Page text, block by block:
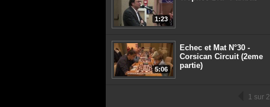
1:23
5:06
Echec et Mat N°30 -
Corsican Circuit (2eme
partie)
1 sur 2